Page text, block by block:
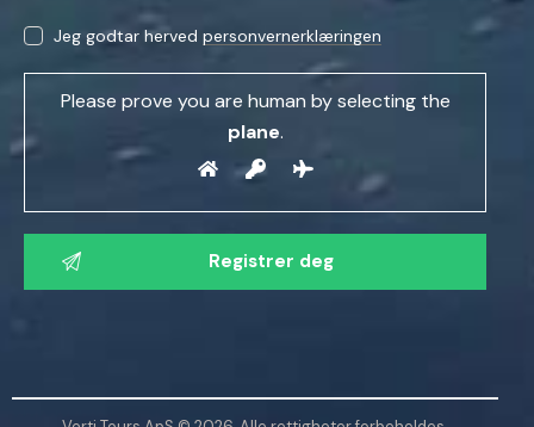
Jeg godtar hervedpersonvernerklæringen
Please prove you are human by selecting the
plane.
V
n